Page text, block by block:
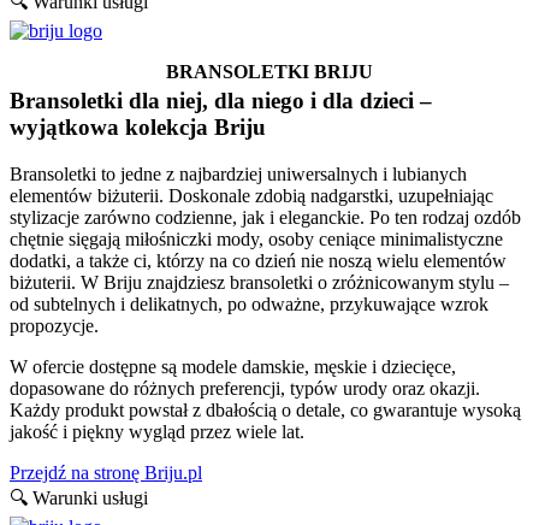
BRANSOLETKI BRIJU
Bransoletki dla niej, dla niego i dla dzieci –
wyjątkowa kolekcja Briju
Bransoletki to jedne z najbardziej uniwersalnych i lubianych
elementów biżuterii. Doskonale zdobią nadgarstki, uzupełniając
stylizacje zarówno codzienne, jak i eleganckie. Po ten rodzaj ozdób
chętnie sięgają miłośniczki mody, osoby ceniące minimalistyczne
dodatki, a także ci, którzy na co dzień nie noszą wielu elementów
biżuterii. W Briju znajdziesz bransoletki o zróżnicowanym stylu –
od subtelnych i delikatnych, po odważne, przykuwające wzrok
propozycje.
W ofercie dostępne są modele damskie, męskie i dziecięce,
dopasowane do różnych preferencji, typów urody oraz okazji.
Każdy produkt powstał z dbałością o detale, co gwarantuje wysoką
jakość i piękny wygląd przez wiele lat.
Przejdź na stronę Briju.pl
🔍 Warunki usługi